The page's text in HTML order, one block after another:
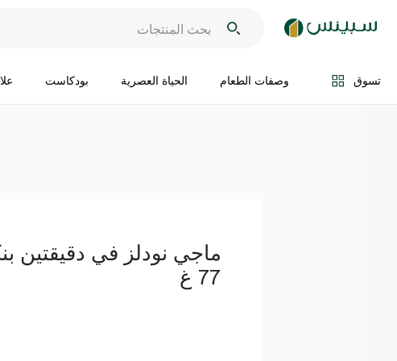
تسوق وصفات الطعام الحياة العصرية بودكاست
اضف الى السلة
ماجي نودلز في دقيقتين
77 غ